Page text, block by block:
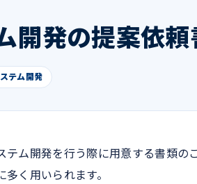
開発の提案依
テム開発
ム開発を行う際に用意する書類の
く用いられます。